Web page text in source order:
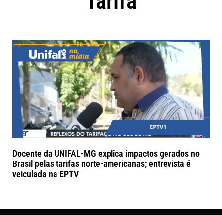
Docente da UNIFAL-MG explica impactos gerados no
Brasil pelas tarifas norte-americanas; entrevista é
veiculada na EPTV